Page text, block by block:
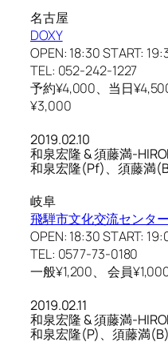
名古屋
DOXY
OPEN: 18:30 START:
TEL: 052-242-1227
予約¥4,000、当日
¥3,000
2019.02.10
和泉宏隆 & 須藤満-
和泉宏隆(Pf)、須藤満
岐阜
飛騨市文化交流センタ
OPEN: 18:30 START:
TEL: 0577-73-0180
一般¥1,200、 会員
2019.02.11
和泉宏隆 & 須藤満-
和泉宏隆(P)、須藤満(B)